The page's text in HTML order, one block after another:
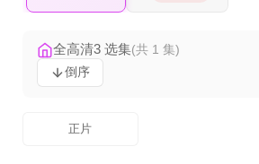
全高清3 选集(共 1 集)
倒序
正片